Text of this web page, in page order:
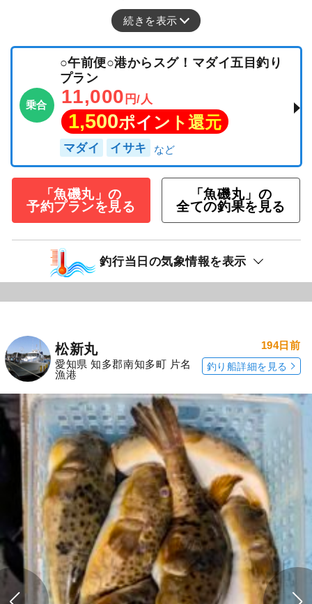
続きを表示
乗合
○午前便○港からスグ！マダイ五目釣り
プラン
11,000 円/人
1,500ポイント還元
マダイ イサキ
「魚磯丸」の
予約プランを見る
「魚磯丸」の
全ての釣果を見る
釣行当日の気象情報を表示
松新丸
愛知県 知多郡南知多町 片名
漁港
194日前
釣り船詳細を見る